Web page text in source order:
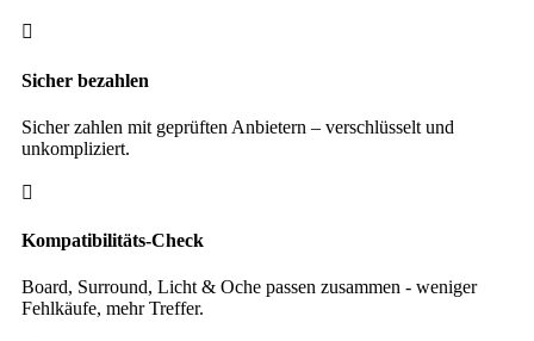

Sicher bezahlen
Sicher zahlen mit geprüften Anbietern – verschlüsselt und
unkompliziert.

Kompatibilitäts-Check
Board, Surround, Licht & Oche passen zusammen - weniger
Fehlkäufe, mehr Treffer.